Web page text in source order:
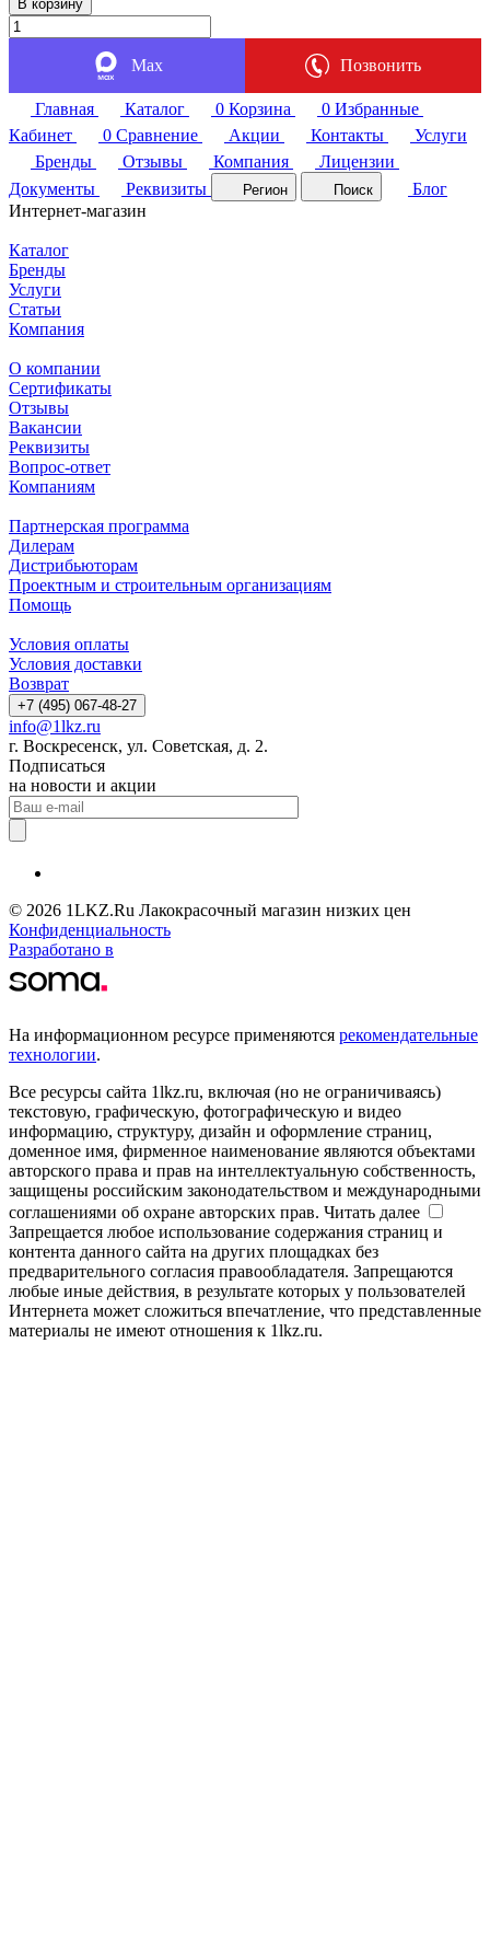
В корзину
Max Позвонить
Главная Каталог 0 Корзина 0 Избранные
Кабинет
0 Сравнение Акции Контакты
Услуги
Бренды
Отзывы Компания
Лицензии
Документы
Реквизиты Регион Поиск
Блог
Интернет-магазин
Каталог
Бренды
Услуги
Статьи
Компания
О компании
Сертификаты
Отзывы
Вакансии
Реквизиты
Вопрос-ответ
Компаниям
Партнерская программа
Дилерам
Дистрибьюторам
Проектным и строительным организациям
Помощь
Условия оплаты
Условия доставки
Возврат
+7 (495) 067-48-27
info@1lkz.ru
г. Воскресенск, ул. Советская, д. 2.
Подписаться
на новости и акции
© 2026 1LKZ.Ru Лакокрасочный магазин низких цен
Конфиденциальность
Разработано в
На информационном ресурсе применяются рекомендательные
технологии.
Все ресурсы сайта 1lkz.ru, включая (но не ограничиваясь)
текстовую, графическую, фотографическую и видео
информацию, структуру, дизайн и оформление страниц,
доменное имя, фирменное наименование являются объектами
авторского права и прав на интеллектуальную собственность,
защищены российским законодательством и международными
соглашениями об охране авторских прав. Читать далее
Запрещается любое использование содержания страниц и
контента данного сайта на других площадках без
предварительного согласия правообладателя. Запрещаются
любые иные действия, в результате которых у пользователей
Интернета может сложиться впечатление, что представленные
материалы не имеют отношения к 1lkz.ru.